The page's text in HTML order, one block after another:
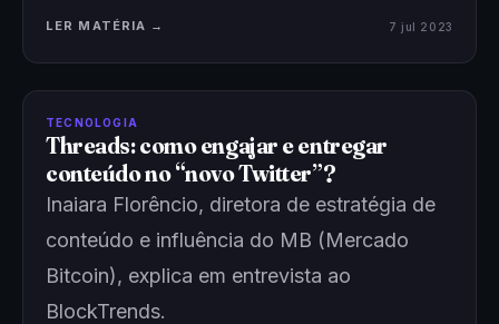
LER MATÉRIA → 7 jul 2023
TECNOLOGIA
Threads: como engajar e entregar
conteúdo no “novo Twitter”?
Inaiara Florêncio, diretora de estratégia de
conteúdo e influência do MB (Mercado
Bitcoin), explica em entrevista ao
BlockTrends.